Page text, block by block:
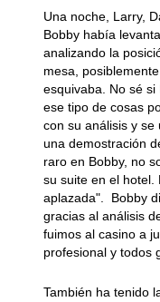
Una noche, Larry,
Bobby había
analizando la
mesa,
esquivaba. No sé
ese tipo de cosas
con su análisis y
una demostración
raro en Bobby, no
su suite en el hotel.
aplazada". Bobby
gracias al análisis
fuimos al casino a
profesional y todos
También ha tenido